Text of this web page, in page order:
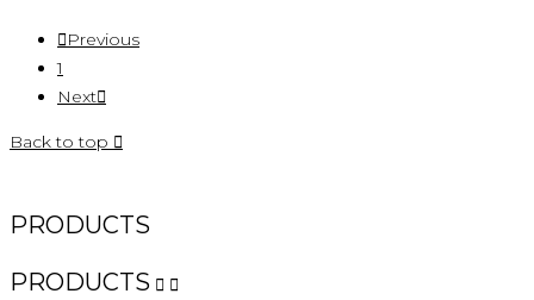
Previous
1
Next
Back to top 
PRODUCTS
PRODUCTS  